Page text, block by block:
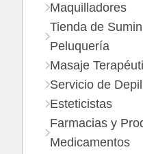
Maquilladores
Tienda de
Peluquería
Masaje
Servicio de
Esteticistas
Farmacias y
Medicamentos